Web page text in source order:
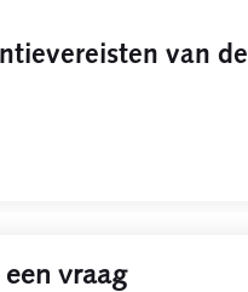
van de
vraag